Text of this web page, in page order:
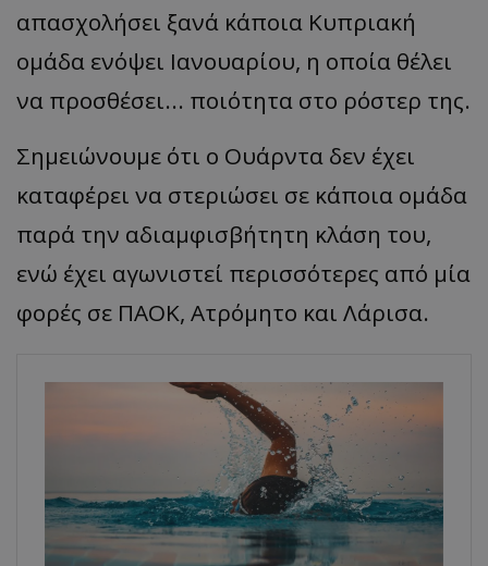
απασχολήσει ξανά κάποια Κυπριακή
ομάδα ενόψει Ιανουαρίου, η οποία θέλει
να προσθέσει... ποιότητα στο ρόστερ της.
Σημειώνουμε ότι ο Ουάρντα δεν έχει
καταφέρει να στεριώσει σε κάποια ομάδα
παρά την αδιαμφισβήτητη κλάση του,
ενώ έχει αγωνιστεί περισσότερες από μία
φορές σε ΠΑΟΚ, Ατρόμητο και Λάρισα.